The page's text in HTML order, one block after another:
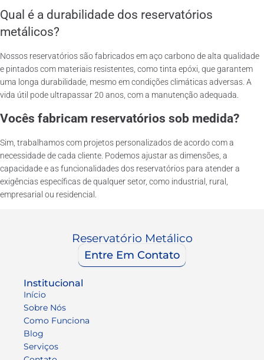
Qual é a durabilidade dos reservatórios
metálicos?
Nossos reservatórios são fabricados em aço carbono de alta qualidade
e pintados com materiais resistentes, como tinta epóxi, que garantem
uma longa durabilidade, mesmo em condições climáticas adversas. A
vida útil pode ultrapassar 20 anos, com a manutenção adequada.
Vocês fabricam reservatórios sob medida?
Sim, trabalhamos com projetos personalizados de acordo com a
necessidade de cada cliente. Podemos ajustar as dimensões, a
capacidade e as funcionalidades dos reservatórios para atender a
exigências específicas de qualquer setor, como industrial, rural,
empresarial ou residencial.
Reservatório Metálico
Entre Em Contato
Institucional
Início
Sobre Nós
Como Funciona
Blog
Serviços